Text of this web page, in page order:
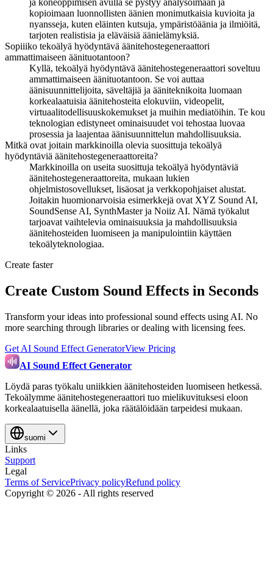
ja koneoppimisen avulla se pystyy analysoimaan ja
kopioimaan luonnollisten äänien monimutkaisia kuvioita ja
nyansseja, kuten eläinten kutsuja, ympäristöäänia ja ilmiöitä,
tarjoten realistisia ja eläväisiä äänielämyksiä.
Sopiiiko tekoälyä hyödyntävä äänitehostegeneraattori
ammattimaiseen äänituotantoon?
Kyllä, tekoälyä hyödyntävä äänitehostegeneraattori soveltuu
ammattimaiseen äänituotantoon. Se voi auttaa
äänisuunnittelijoita, säveltäjiä ja ääniteknikoita luomaan
korkealaatuisia äänitehosteita elokuviin, videopelit,
virtuaalitodellisuuskokemukset ja muihin mediatöihin. Te kou
teknologian edistyneet ominaisuudet voi tehostaa luovaa
prosessia ja laajentaa äänisuunnittelun mahdollisuuksia.
Mitkä ovat joitain markkinoilla olevia suosittuja tekoälyä
hyödyntäviä äänitehostegeneraattoreita?
Markkinoilla on useita suosittuja tekoälyä hyödyntäviä
äänitehostegeneraattoreita, mukaan lukien
ohjelmistosovellukset, lisäosat ja verkkopohjaiset alustat.
Joitakin huomionarvoisia esimerkkejä ovat XYZ Sound AI,
SoundSense AI, SynthMaster ja Noiiz AI. Nämä työkalut
tarjoavat vaihtelevia ominaisuuksia ja mahdollisuuksia
äänitehosteiden luomiseen ja manipulointiin käyttäen
tekoälyteknologiaa.
Create faster
Create Custom Sound Effects in Seconds
Transform your ideas into professional sound effects using AI. No
more searching through libraries or dealing with licensing fees.
Get AI Sound Effect GeneratorView Pricing
AI Sound Effect Generator
Löydä paras työkalu uniikkien äänitehosteiden luomiseen hetkessä.
Tekoälymme äänitehostegeneraattori tuo mielikuvituksesi eloon
korkealaatuisella äänellä, joka räätälöidään tarpeidesi mukaan.
suomi
Links
Support
Legal
Terms of ServicePrivacy policyRefund policy
Copyright © 2026 - All rights reserved